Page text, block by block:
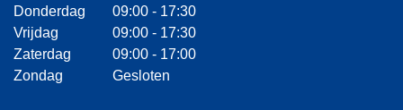
Donderdag
09:00 - 17:30
Vrijdag
09:00 - 17:30
Zaterdag
09:00 - 17:00
Zondag
Gesloten